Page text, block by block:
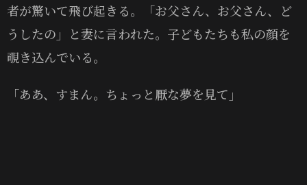
者が驚いて飛び起きる。「お父さん、お父さん、ど
うしたの」と妻に言われた。子どもたちも私の顔を
覗き込んでいる。
「ああ、すまん。ちょっと厭な夢を見て」